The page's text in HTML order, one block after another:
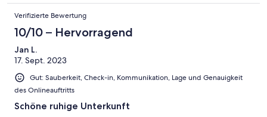
Verifizierte Bewertung
10/10 – Hervorragend
Jan L.
17. Sept. 2023
Gut: Sauberkeit, Check-in, Kommunikation, Lage und Genauigkeit
des Onlineauftritts
Schöne ruhige Unterkunft